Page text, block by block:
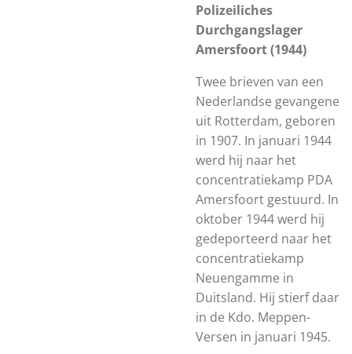
Polizeiliches
Durchgangslager
Amersfoort (1944)
Twee brieven van een
Nederlandse gevangene
uit Rotterdam, geboren
in 1907. In januari 1944
werd hij naar het
concentratiekamp PDA
Amersfoort gestuurd. In
oktober 1944 werd hij
gedeporteerd naar het
concentratiekamp
Neuengamme in
Duitsland. Hij stierf daar
in de Kdo. Meppen-
Versen in januari 1945.